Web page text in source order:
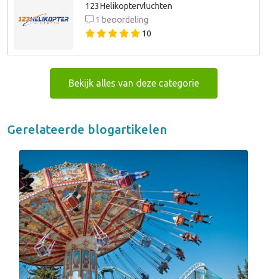
123Helikoptervluchten
1 beoordeling
10
Bekijk alles van deze categorie
Gerelateerde blogartikelen